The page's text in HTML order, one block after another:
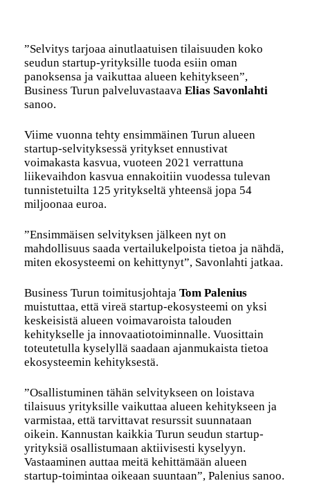
”Selvitys tarjoaa ainutlaatuisen tilaisuuden koko
seudun startup-yrityksille tuoda esiin oman
panoksensa ja vaikuttaa alueen kehitykseen”,
Business Turun palveluvastaava Elias Savonlahti
sanoo.
Viime vuonna tehty ensimmäinen Turun alueen
startup-selvityksessä yritykset ennustivat
voimakasta kasvua, vuoteen 2021 verrattuna
liikevaihdon kasvua ennakoitiin vuodessa tulevan
tunnistetuilta 125 yritykseltä yhteensä jopa 54
miljoonaa euroa.
”Ensimmäisen selvityksen jälkeen nyt on
mahdollisuus saada vertailukelpoista tietoa ja nähdä,
miten ekosysteemi on kehittynyt”, Savonlahti jatkaa.
Business Turun toimitusjohtaja Tom Palenius
muistuttaa, että vireä startup-ekosysteemi on yksi
keskeisistä alueen voimavaroista talouden
kehitykselle ja innovaatiotoiminnalle. Vuosittain
toteutetulla kyselyllä saadaan ajanmukaista tietoa
ekosysteemin kehityksestä.
”Osallistuminen tähän selvitykseen on loistava
tilaisuus yrityksille vaikuttaa alueen kehitykseen ja
varmistaa, että tarvittavat resurssit suunnataan
oikein. Kannustan kaikkia Turun seudun startup-
yrityksiä osallistumaan aktiivisesti kyselyyn.
Vastaaminen auttaa meitä kehittämään alueen
startup-toimintaa oikeaan suuntaan”, Palenius sanoo.